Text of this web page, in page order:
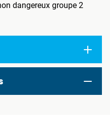
dangereux groupe 2